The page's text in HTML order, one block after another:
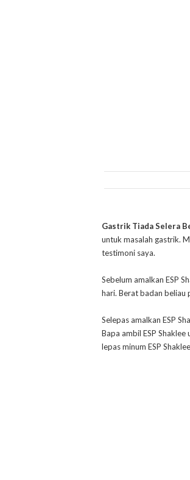
Gastrik Tiada Selera
untuk masalah gastrik.
testimoni saya.
Sebelum amalkan ESP
hari. Berat badan beliau
Selepas amalkan ESP
Bapa ambil ESP
lepas minum ESP